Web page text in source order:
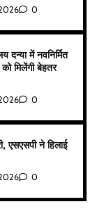
0
दन्या में नवनिर्मित
मिलेंगी बेहतर
0
एसएसपी ने हिलाई
0